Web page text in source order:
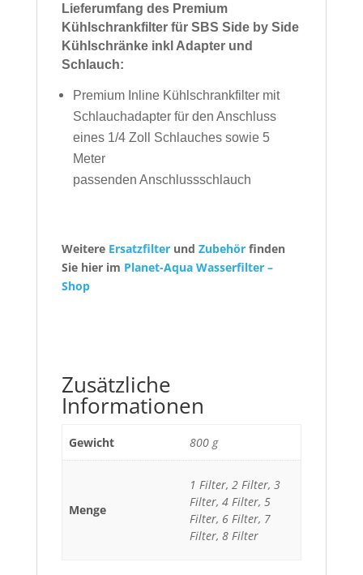
Lieferumfang des Premium
Kühlschrankfilter für SBS Side by Side
Kühlschränke inkl Adapter und
Schlauch:
Premium Inline Kühlschrankfilter mit
Schlauchadapter für den Anschluss
eines 1/4 Zoll Schlauches sowie 5
Meter
passenden Anschlussschlauch
Weitere Ersatzfilterund Zubehörfinden
Sie hier im Planet-Aqua Wasserfilter –
Shop
Zusätzliche
Informationen
Gewicht 800 g
Menge
1 Filter, 2 Filter, 3
Filter, 4 Filter, 5
Filter, 6 Filter, 7
Filter, 8 Filter